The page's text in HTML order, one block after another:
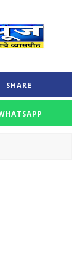
SHARE